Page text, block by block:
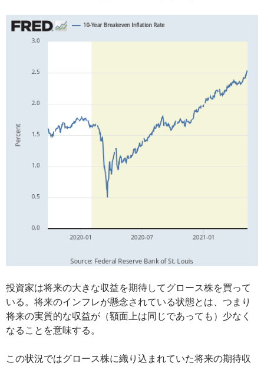
投資家は将来の大きな収益を期待してグロース株を買って
いる。将来のインフレが懸念されている状態とは、つまり
将来の実質的な収益が（額面上は同じであっても）少なく
なることを意味する。
この状況ではグロース株に織り込まれていた将来の期待収